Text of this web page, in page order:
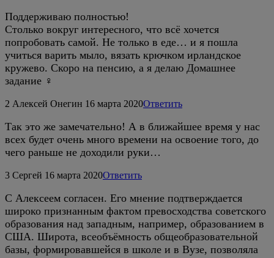
Поддерживаю полностью!
Столько вокруг интересного, что всё хочется
попробовать самой. Не только в еде… и я пошла
учиться варить мыло, вязать крючком ирландское
кружево. Скоро на пенсию, а я делаю Домашнее
задание ‍♀️
2 Алексей Онегин 16 марта 2020Ответить
Так это же замечательно! А в ближайшее время у нас
всех будет очень много времени на освоение того, до
чего раньше не доходили руки…
3 Сергей 16 марта 2020Ответить
С Алексеем согласен. Его мнение подтверждается
широко признанным фактом превосходства советского
образования над западным, например, образованием в
США. Широта, всеобъёмность общеобразовательной
базы, формировавшейся в школе и в Вузе, позволяла